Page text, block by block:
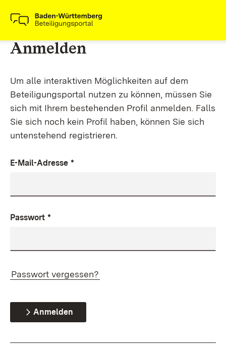
Anmelden
Um alle interaktiven Möglichkeiten auf dem
Beteiligungsportal nutzen zu können, müssen Sie
sich mit Ihrem bestehenden Profil anmelden. Falls
Sie sich noch kein Profil haben, können Sie sich
untenstehend registrieren.
E-Mail-Adresse *
Passwort *
Passwort vergessen?
Anmelden